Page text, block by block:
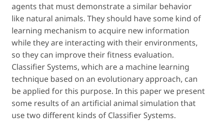
agents that must demonstrate a similar behavior
like natural animals. They should have some kind of
learning mechanism to acquire new information
while they are interacting with their environments,
so they can improve their fitness evaluation.
Classifier Systems, which are a machine learning
technique based on an evolutionary approach, can
be applied for this purpose. In this paper we present
some results of an artificial animal simulation that
use two different kinds of Classifier Systems.